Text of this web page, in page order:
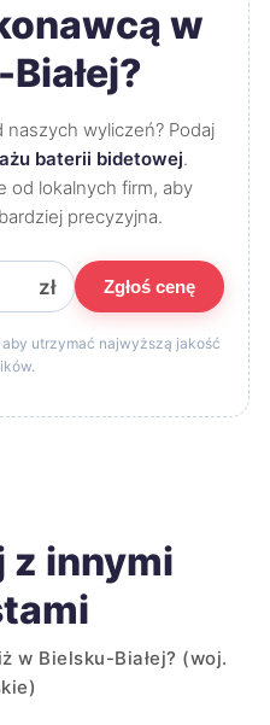
w
wyliczeń? Podaj
baterii bidetowej.
od lokalnych firm, aby
precyzyjna.
zł Zgłoś cenę
utrzymać najwyższą jakość
z innymi
w Bielsku-Białej? (woj.